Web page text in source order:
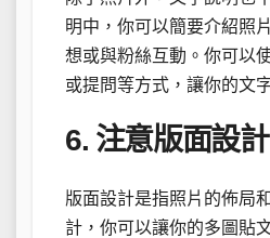
明中，你可以簡要介紹照
想或與粉絲互動。你可以
或提問等方式，讓你的文
6. 注意版面設計
版面設計是指照片的佈局
計，你可以讓你的多圖貼